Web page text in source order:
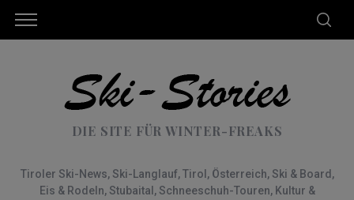
DIE SITE FÜR WINTER-FREAKS
Tiroler Ski-News, Ski-Langlauf,Tirol , Österreich, Ski & Board ,
Eis & Rodeln, Stubaital , Schneeschuh-Touren, Kultur &